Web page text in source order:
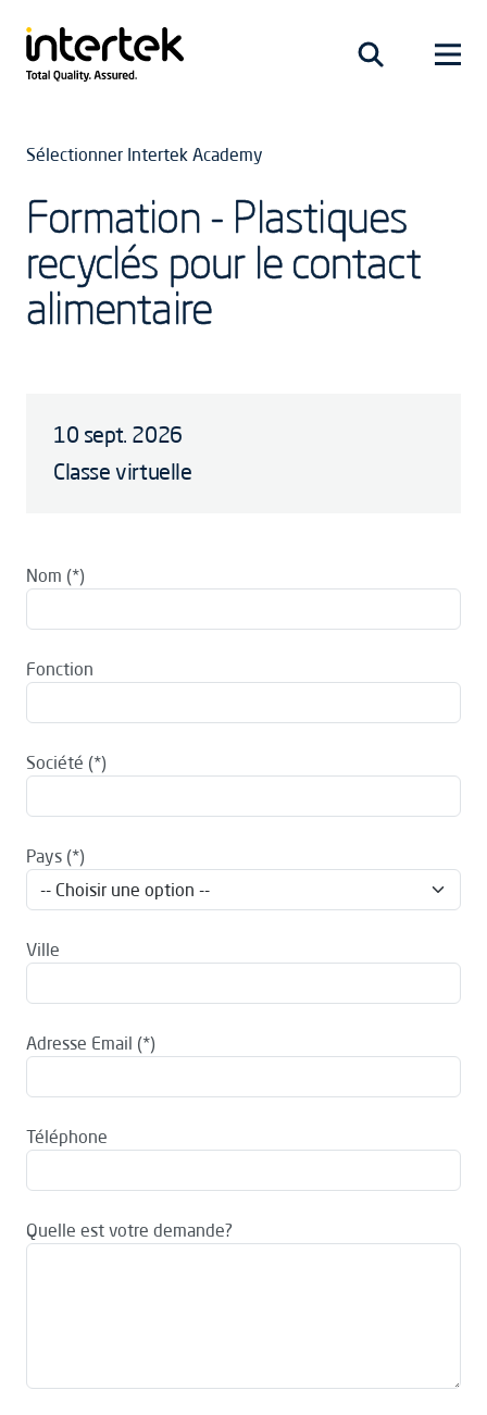
Sélectionner Intertek Academy
Formation - Plastiques
recyclés pour le contact
alimentaire
10 sept. 2026
Classe virtuelle
Nom
Fonction
Société
Pays
Ville
Adresse Email
Téléphone
Quelle est votre demande?